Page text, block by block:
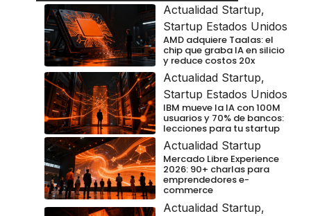
Actualidad Startup,
Startup Estados Unidos
AMD adquiere Taalas: el
chip que graba IA en silicio
y reduce costos 20x
Actualidad Startup,
Startup Estados Unidos
IBM mueve la IA con 100M
usuarios y 70% de bancos:
lecciones para tu startup
Actualidad Startup
Mercado Libre Experience
2026: 90+ charlas para
emprendedores e-
commerce
Actualidad Startup,